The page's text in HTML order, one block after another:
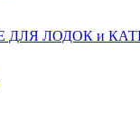
ЛОДОК и